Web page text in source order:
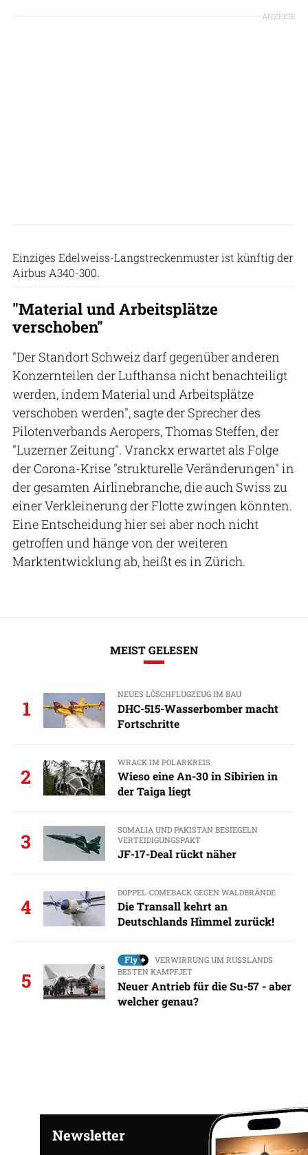
ANZEIGE
Einziges Edelweiss-Langstreckenmuster ist künftig der
Airbus A340-300.
"Material und Arbeitsplätze
verschoben"
"Der Standort Schweiz darf gegenüber anderen
Konzernteilen der Lufthansa nicht benachteiligt
werden, indem Material und Arbeitsplätze
verschoben werden", sagte der Sprecher des
Pilotenverbands Aeropers, Thomas Steffen, der
"Luzerner Zeitung". Vranckx erwartet als Folge
der Corona-Krise "strukturelle Veränderungen" in
der gesamten Airlinebranche, die auch Swiss zu
einer Verkleinerung der Flotte zwingen könnten.
Eine Entscheidung hier sei aber noch nicht
getroffen und hänge von der weiteren
Marktentwicklung ab, heißt es in Zürich.
MEIST GELESEN
1
NEUES LÖSCHFLUGZEUG IM BAU
DHC-515-Wasserbomber macht
Fortschritte
2
WRACK IM POLARKREIS
Wieso eine An-30 in Sibirien in
der Taiga liegt
3
SOMALIA UND PAKISTAN BESIEGELN
VERTEIDIGUNGSPAKT
JF-17-Deal rückt näher
4
DOPPEL-COMEBACK GEGEN WALDBRÄNDE
Die Transall kehrt an
Deutschlands Himmel zurück!
5
VERWIRRUNG UM RUSSLANDS
BESTEN KAMPFJET
Neuer Antrieb für die Su-57 - aber
welcher genau?
Newsletter